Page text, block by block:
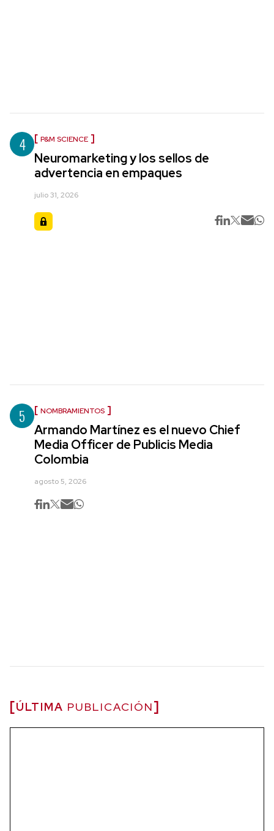
4 P&M SCIENCE
Neuromarketing y los sellos de
advertencia en empaques
julio 31, 2026
5 NOMBRAMIENTOS
Armando Martínez es el nuevo Chief
Media Officer de Publicis Media
Colombia
agosto 5, 2026
ÚLTIMA PUBLICACIÓN